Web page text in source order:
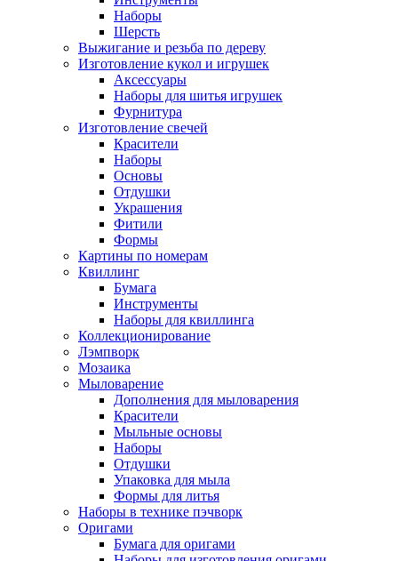
Наборы
Шерсть
Выжигание и резьба по дереву
Изготовление кукол и игрушек
Аксессуары
Наборы для шитья игрушек
Фурнитура
Изготовление свечей
Красители
Наборы
Основы
Отдушки
Украшения
Фитили
Формы
Картины по номерам
Квиллинг
Бумага
Инструменты
Наборы для квиллинга
Коллекционирование
Лэмпворк
Мозаика
Мыловарение
Дополнения для мыловарения
Красители
Мыльные основы
Наборы
Отдушки
Упаковка для мыла
Формы для литья
Наборы в технике пэчворк
Оригами
Бумага для оригами